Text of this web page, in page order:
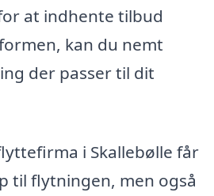
at indhente tilbud
kan du nemt
der passer til dit
i Skallebølle får
til flytningen, men også